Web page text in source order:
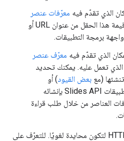
الذي تقدّم فيه معرّفات عنصر
. يمكنك استرداد قيمة هذا الحقل من عنوان URL أو
برمجة التطبيقات.
الذي تقدّم فيه معرّف عنصر
تعمل عليه. يمكنك تحديد
(مع بعض القيود) أو
السماح لواجهة برمجة التطبيقات Slides API بإنشائه
العناصر من خلال طلب قراءة
يتم تقديم هذه الأمثلة كطلبات HTTP لتكون محايدة لغويًا. للتعرّف على